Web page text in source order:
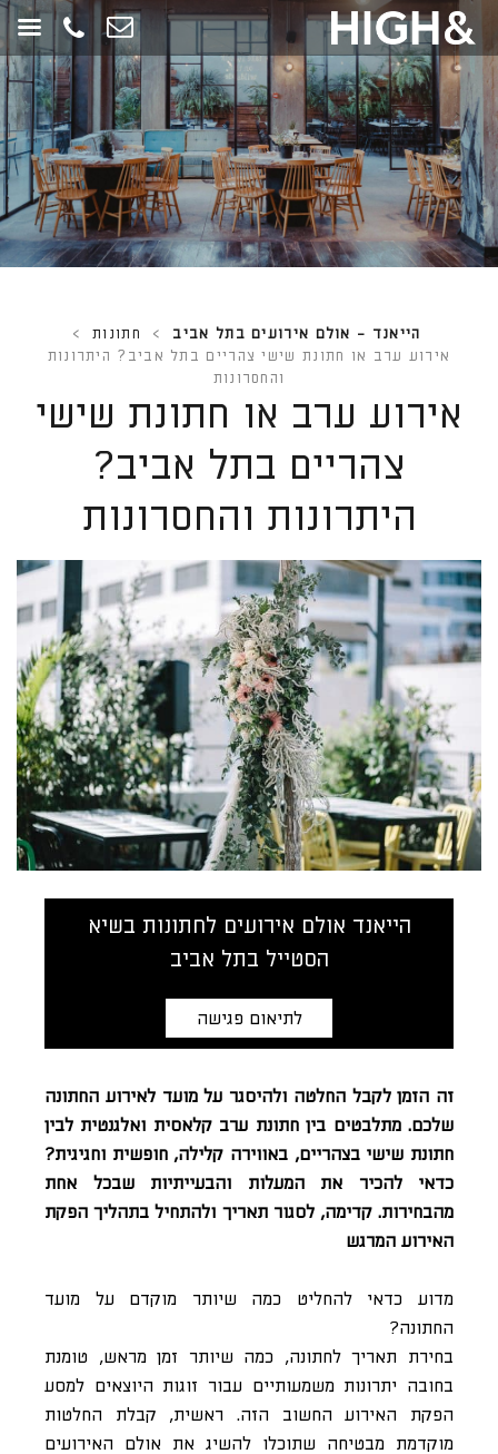
תחילתו
דף
אינטרנט,
לחץ
אנטר
כדי
לעבור
לאזור
תוכן
הייאנד - אולם אירועים בתל אביב > חתונות
>
אירוע ערב או חתונת שישי צהריים בתל אביב? היתרונות
והחסרונות
אירוע ערב או חתונת שישי
צהריים בתל אביב?
היתרונות והחסרונות
הייאנד אולם אירועים לחתונות בשיא
הסטייל בתל אביב
לתיאום פגישה
זה הזמן לקבל החלטה ולהיסגר על מועד לאירוע החתונה
שלכם. מתלבטים בין חתונת ערב קלאסית ואלגנטית לבין
חתונת שישי בצהריים, באווירה קלילה, חופשית וחגיגית?
כדאי להכיר את המעלות והבעייתיות שבכל אחת
מהבחירות. קדימה, לסגור תאריך ולהתחיל בתהליך הפקת
האירוע המרגש
מדוע כדאי להחליט כמה שיותר מוקדם על מועד
החתונה?
בחירת תאריך לחתונה, כמה שיותר זמן מראש, טומנת
בחובה יתרונות משמעותיים עבור זוגות היוצאים למסע
הפקת האירוע החשוב הזה. ראשית, קבלת החלטות
מוקדמת מבטיחה שתוכלו להשיג את אולם האירועים